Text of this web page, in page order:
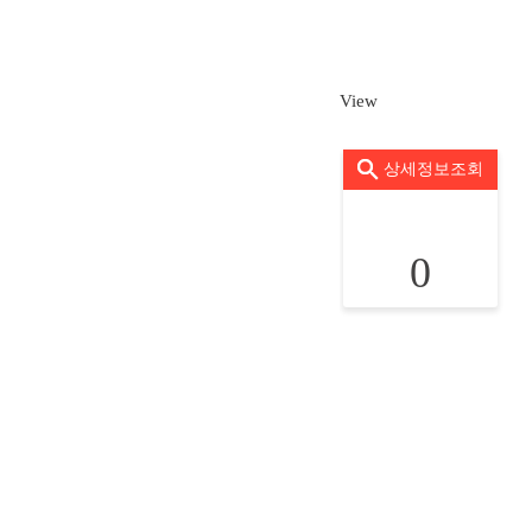
View
상세정보조회
0